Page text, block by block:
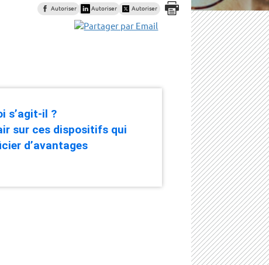
Autoriser Autoriser Autoriser
s’agit-il ?
sur ces dispositifs qui
d’avantages